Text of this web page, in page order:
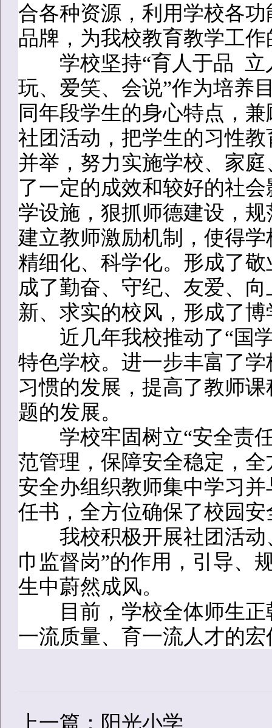
合各种资源，利用学校各
品牌，为我校教育教学工
学校坚持“育人于品 立
玩、爱笑、会说”作为培养
同年段学生的身心特点，
社团活动，把学生的习性
并举，努力实施学校、家
了一定的成效和较好的社
学设施，狠抓师德建设，
建立教师激励机制，使得
精细化、科学化。形成了
成了勤奋、守纪、友爱、
新、求实的校风，形成了
近几年我校推动了“国学
特色学校。进一步丰富了
习惯的发展，提高了教师
题的发展。
学校牢固树立“安全责任
范管理，保障安全稳定，
安全办组织教师集中学习
任书，全方位确保了校园安
我校积极开展社团活动
巾监督岗”的作用，引导、
生中蔚然成风。
目前，学校全体师生正
一流质量、育一流人才的
上一篇：阳光小学